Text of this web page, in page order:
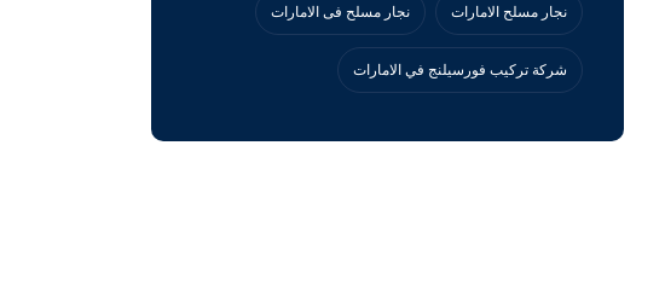
نجار مسلح الامارات نجار مسلح فى الامارات
‏شركة تركيب فورسيلنج في الامارات